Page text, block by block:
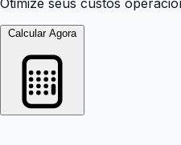
Otimize seus custos
Calcular Agora